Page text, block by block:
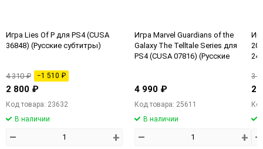
Игра Lies Of P для PS4 (CUSA
36848) (Русские субтитры)
4 310 ₽ −1 510 ₽
2 800 ₽
Код товара: 23632
В наличии
– +
Игра Marvel Guardians of the
Galaxy The Telltale Series для
PS4 (CUSA 07816) (Русские
4 990 ₽
Код товара: 25611
В наличии
– +
20
3
2
–